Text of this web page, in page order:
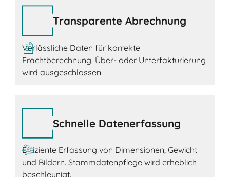
Transparente Abrechnung
Verlässliche Daten für korrekte
Frachtberechnung. Über- oder Unterfakturierung
wird ausgeschlossen.
Schnelle Datenerfassung
Effiziente Erfassung von Dimensionen, Gewicht
und Bildern. Stammdatenpflege wird erheblich
beschleunigt.